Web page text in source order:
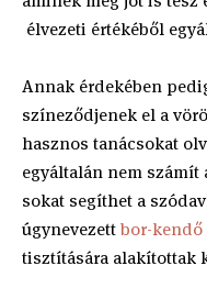
élvezeti értékéből
Annak érdekében
színeződjenek el a
hasznos tanácsokat
egyáltalán nem
sokat segíthet a
úgynevezettbor-kendő
tisztítására alakítottak